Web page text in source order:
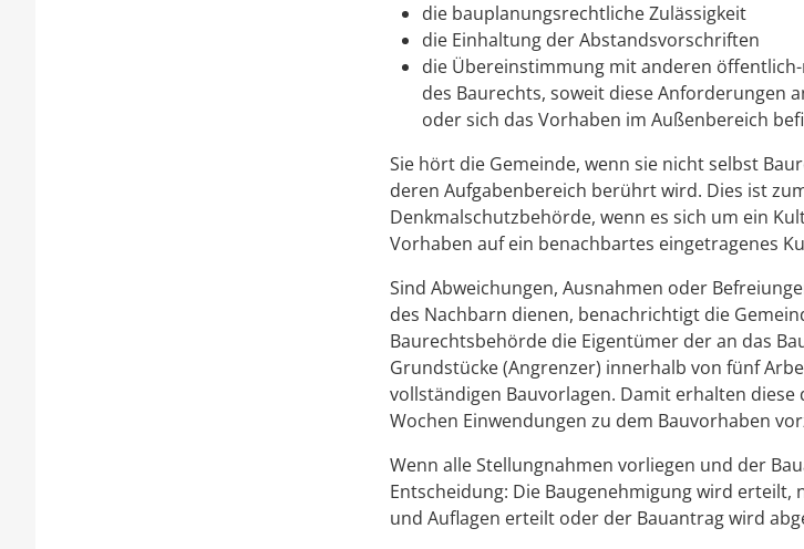
die bauplanungsrechtliche Zulässigkeit
die Einhaltung der Abstandsvorschriften
die Übereinstimmung mit anderen
des Baurechts, soweit diese Anforderungen
oder sich das Vorhaben im Außenbereich
Sie hört die Gemeinde, wenn sie nicht selbst
deren Aufgabenbereich berührt wird. Dies ist
Denkmalschutzbehörde, wenn es sich um ein
Vorhaben auf ein benachbartes eingetragenes
Sind Abweichungen, Ausnahmen oder
des Nachbarn dienen, benachrichtigt die
Baurechtsbehörde die Eigentümer der an das
Grundstücke (Angrenzer) innerhalb von fünf
vollständigen Bauvorlagen. Damit erhalten diese
Wochen Einwendungen zu dem Bauvorhaben
Wenn alle Stellungnahmen vorliegen und der
Entscheidung: Die Baugenehmigung wird
und Auflagen erteilt oder der Bauantrag wird